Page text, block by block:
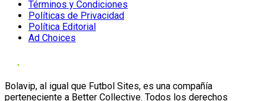
Términos y Condiciones
Políticas de Privacidad
Política Editorial
Ad Choices
Bolavip, al igual que Futbol Sites, es una compañía
perteneciente a Better Collective. Todos los derechos